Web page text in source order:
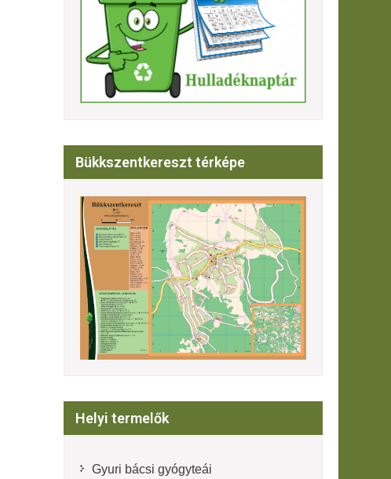
Bükkszentkereszt térképe
Helyi termelők
Gyuri bácsi gyógyteái